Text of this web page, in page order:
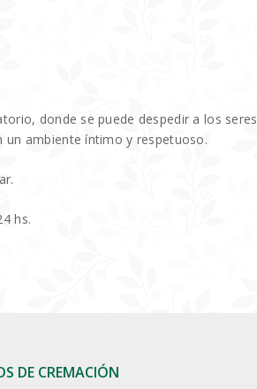
donde se puede despedir a los seres
un ambiente íntimo y respetuoso.
hs.
DE CREMACIÓN